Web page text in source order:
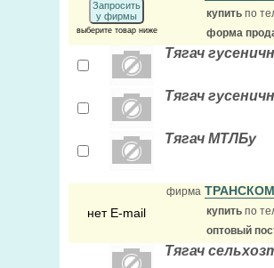
Запросить
у фирмы
выберите товар ниже
купить по
форма
Тягач
Тягач
Тягач МТЛБу
нет E-mail
фирма
купить по
оптовый
Тягач